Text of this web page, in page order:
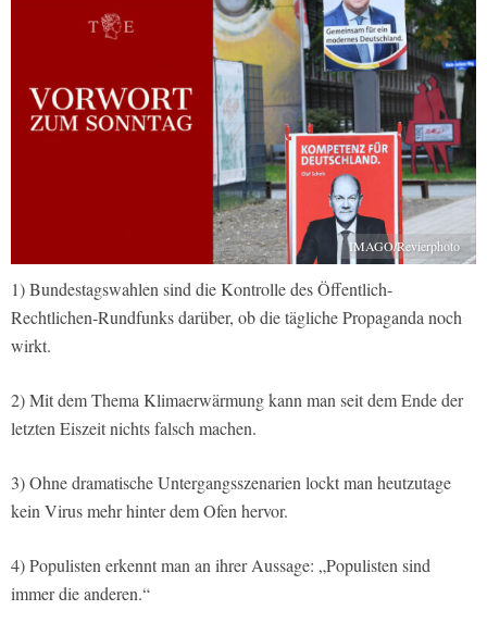
IMAGO/Revierphoto
1) Bundestagswahlen sind die Kontrolle des Öffentlich-
Rechtlichen-Rundfunks darüber, ob die tägliche Propaganda noch
wirkt.
2) Mit dem Thema Klimaerwärmung kann man seit dem Ende der
letzten Eiszeit nichts falsch machen.
3) Ohne dramatische Untergangsszenarien lockt man heutzutage
kein Virus mehr hinter dem Ofen hervor.
4) Populisten erkennt man an ihrer Aussage: „Populisten sind
immer die anderen.“